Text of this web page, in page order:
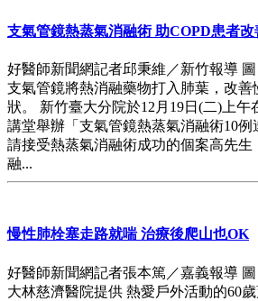
支氣管鏡熱蒸氣消融術 助COPD患者改
好醫師新聞網記者邱秉維／新竹報導
支氣管鏡將熱消融藥物打入肺葉，改善
狀。 新竹臺大分院於12月19日(二)上午
講堂舉辦「支氣管鏡熱蒸氣消融術10
請接受熱蒸氣消融術成功的個案高先生
融...
慢性肺栓塞走路就喘 治療後爬山也OK
好醫師新聞網記者張本篤／嘉義報導
大林慈濟醫院提供 熱愛戶外活動的60